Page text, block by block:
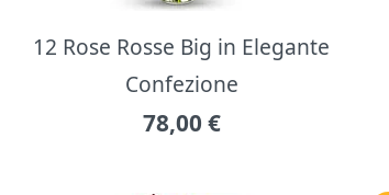
12 Rose Rosse Big in Elegante
Confezione
78,00 €